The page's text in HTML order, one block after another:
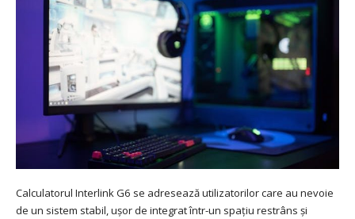
Calculatorul Interlink G6 se adresează utilizatorilor care au nevoie
de un sistem stabil, ușor de integrat într-un spațiu restrâns și